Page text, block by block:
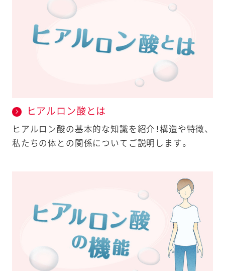
ヒアルロン酸とは
ヒアルロン酸の基本的な知識を紹介！構造や特徴、
私たちの体との関係についてご説明します。